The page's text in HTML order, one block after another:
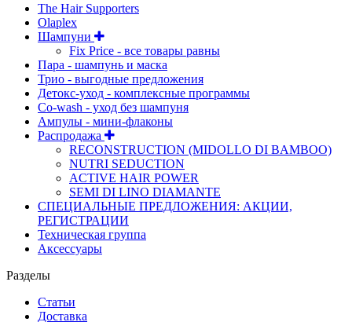
The Hair Supporters
Olaplex
Шампуни
Fix Price - все товары равны
Пара - шампунь и маска
Трио - выгодные предложения
Детокс-уход - комплексные программы
Co-wash - уход без шампуня
Ампулы - мини-флаконы
Распродажа
RECONSTRUCTION (MIDOLLO DI BAMBOO)
NUTRI SEDUCTION
ACTIVE HAIR POWER
SEMI DI LINO DIAMANTE
СПЕЦИАЛЬНЫЕ ПРЕДЛОЖЕНИЯ: АКЦИИ,
РЕГИСТРАЦИИ
Техническая группа
Аксессуары
Разделы
Статьи
Доставка